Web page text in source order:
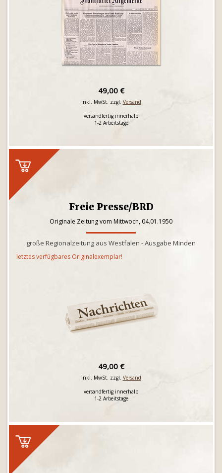
49,00 €
inkl. MwSt. zzgl. Versand
versandfertig innerhalb
1-2 Arbeitstage
Freie Presse/BRD
Originale Zeitung vom Mittwoch, 04.01.1950
große Regionalzeitung aus Westfalen - Ausgabe Minden
letztes verfügbares Originalexemplar!
49,00 €
inkl. MwSt. zzgl. Versand
versandfertig innerhalb
1-2 Arbeitstage